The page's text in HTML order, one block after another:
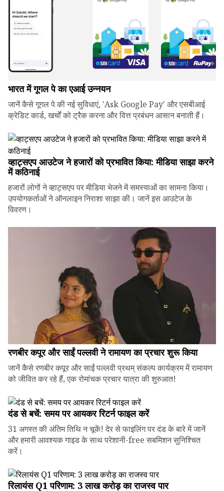
भारत में गूगल पे का एआई उन्नयन
जानें कैसे गूगल पे की नई सुविधाएं, 'Ask Google Pay' और एसबीआई
क्रेडिट कार्ड, खर्चों को ट्रैक करना और वित्त प्रबंधन आसान बनाती हैं।
व्हाट्सएप आउटेज ने हजारों को प्रभावित किया: मीडिया साझा करने
में कठिनाई
हजारों लोगों ने व्हाट्सएप पर मीडिया भेजने में समस्याओं का सामना किया।
उपयोगकर्ताओं ने ऑनलाइन निराशा साझा की। जानें इस आउटेज के
विवरण।
रणबीर कपूर और साईं पल्लवी ने रामायण का प्रचार शुरू किया
जानें कैसे रणबीर कपूर और साईं पल्लवी प्रथम् संकल्प कार्यक्रम में रामायण
को जीवित कर रहे हैं, एक रोमांचक प्रचार यात्रा की शुरुआत!
दंड से बचें: समय पर आयकर रिटर्न फाइल करें
31 अगस्त की अंतिम तिथि न चूकें! देर से फाइलिंग पर दंड के बारे में जानें
और हमारी आवश्यक गाइड के साथ परेशानी-free सबमिशन सुनिश्चित
करें।
रिलायंस Q1 परिणाम: ₹3 लाख करोड़ का राजस्व पार